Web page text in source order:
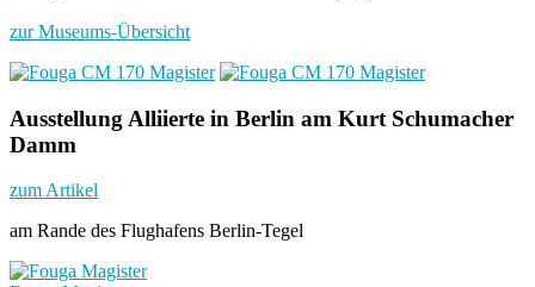
zur Museums-Übersicht
Ausstellung Alliierte in Berlin am Kurt Schumacher
Damm
zum Artikel
am Rande des Flughafens Berlin-Tegel